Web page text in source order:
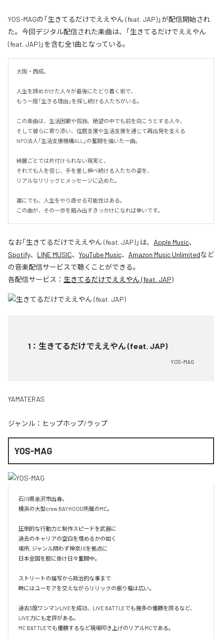
YOS-MAGの「生きてるだけでええやん (feat. JAP)」が配信開始され
た。今回デジタル配信された楽曲は、「生きてるだけでええやん
(feat. JAP)」を含む全1曲となっている。
大阪・西成。
人生を諦めかけた人々が最後にたどり着く街で、
もう一度「生きる理由」を探し続ける人たちがいる。
この楽曲は、生活困窮や孤独、絶望の中でも前を向こうとする人々、
そして彼らに寄り添い、住居支援や生活支援を通じて再出発を支える
NPO法人「生活支援機構ALL」の奮闘を描いた一曲。
綺麗ごとでは片付けられない現実と、
それでも人を信じ、手を差し伸べ続ける人たちの姿を、
リアルなリリックとメッセージに込めた。
誰にでも、人生をやり直せる可能性はある。
この曲が、その一歩を踏み出すきっかけになれば幸いです。
なお「生きてるだけでええやん (feat. JAP)」は、 Apple Music、
Spotify、 LINE MUSIC、 YouTube Music、 Amazon Music Unlimitedなど
の音楽配信サービスで聴くことができる。
各配信サービス： 生きてるだけでええやん (feat. JAP)
1 ： 生きてるだけでええやん (feat. JAP)
YOS-MAG
YAMATERAS
ジャンル： ヒップホップ/ラップ
YOS-MAG
石川県金沢市出身。
横浜の大型crew BAYHOOD所属のMC。
圧倒的な行動力と制作スピードを武器に
過去のキャリアの空白を埋めるかの如く
場所, ジャンル問わず神奈川を拠点に
日本全国を股に掛け日々奮闘中。
ストリートの描写から政治的な事まで.
時にはユーモアを交えながらリリックの振り幅は広い。
過去3度ワンマンLIVEを成功、LIVE BATTLEでも幾多の優勝を誇るなど、
LIVE力にも定評がある。
MC BATTLEでも優勝するなど現場叩き上げのリアルMCである。